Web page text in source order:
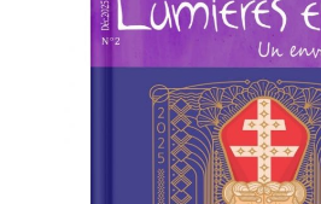
L’Asie va vous surprendre au
musée des arts asiatiques ,
Luxembourg avec Soulages
Aussi le musée Yves Saint-
Une année riche en films et
ensemble tous ces jolis